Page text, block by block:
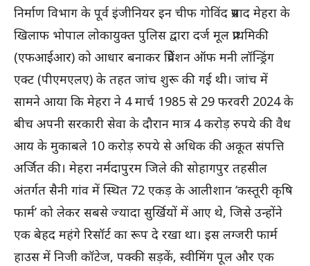
निर्माण विभाग के पूर्व इंजीनियर इन चीफ गोविंद प्रसाद मेहरा के
खिलाफ भोपाल लोकायुक्त पुलिस द्वारा दर्ज मूल प्राथमिकी
(एफआईआर) को आधार बनाकर प्रिवेंशन ऑफ मनी लॉन्ड्रिंग
एक्ट (पीएमएलए) के तहत जांच शुरू की गई थी। जांच में
सामने आया कि मेहरा ने 4 मार्च 1985 से 29 फरवरी 2024 के
बीच अपनी सरकारी सेवा के दौरान मात्र 4 करोड़ रुपये की वैध
आय के मुकाबले 10 करोड़ रुपये से अधिक की अकूत संपत्ति
अर्जित की। मेहरा नर्मदापुरम जिले की सोहागपुर तहसील
अंतर्गत सैनी गांव में स्थित 72 एकड़ के आलीशान ‘कस्तूरी कृषि
फार्म’ को लेकर सबसे ज्यादा सुर्खियों में आए थे, जिसे उन्होंने
एक बेहद महंगे रिसॉर्ट का रूप दे रखा था। इस लग्जरी फार्म
हाउस में निजी कॉटेज, पक्की सड़कें, स्वीमिंग पूल और एक